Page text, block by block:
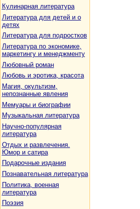
Кулинарная литература
Литература для детей и о
детях
Литература для подростков
Литература по экономике,
маркетингу и менеджменту
Любовный роман
Любовь и эротика, красота
Магия, окультизм,
непознанные явления
Мемуары и биографии
Музыкальная литература
Научно-популярная
литература
Отдых и развлечения.
Юмор и сатира
Подарочные издания
Познавательная литература
Политика, военная
литература
Поэзия